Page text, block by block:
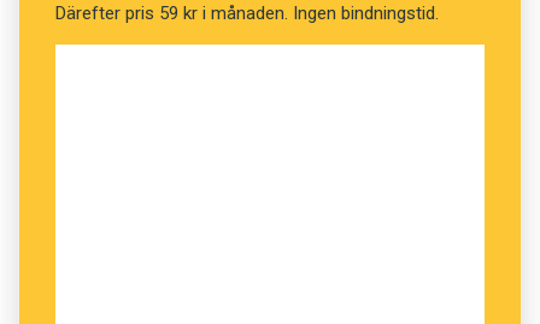
så man ser inte gärna fler undantag som
underminerar de regler som finns.
Därefter pris 59 kr i månaden. Ingen bindningstid.